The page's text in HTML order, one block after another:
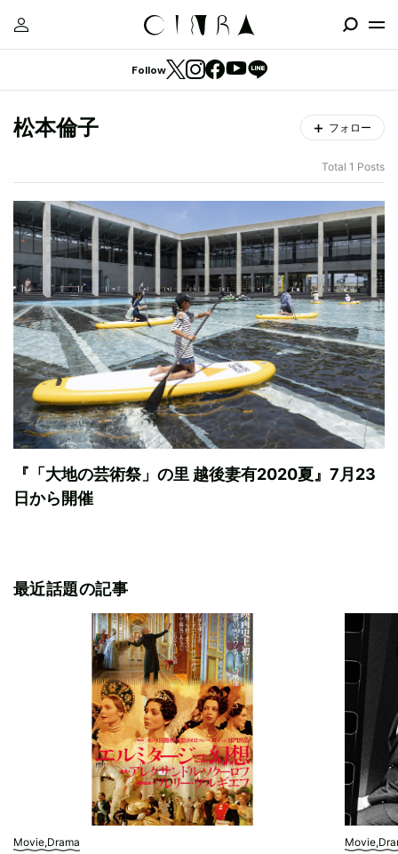
Follow
松本倫子 フォロー
Total 1 Posts
『「大地の芸術祭」の里 越後妻有2020夏』7月23
日から開催
最近話題の記事
Movie,Drama